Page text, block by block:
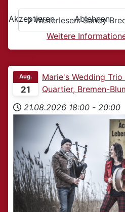
Weiterlesen: Sandy
21
Aug.
Marie's Wedding
Quartier, Bremen-
21.08.2026 18:00 - 20:00
Akzeptieren
Ablehnen
Weitere